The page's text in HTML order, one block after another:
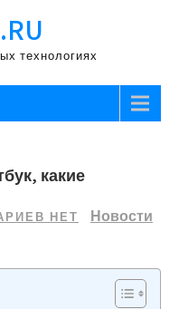
технологиях
какие
НЕТ
Новости